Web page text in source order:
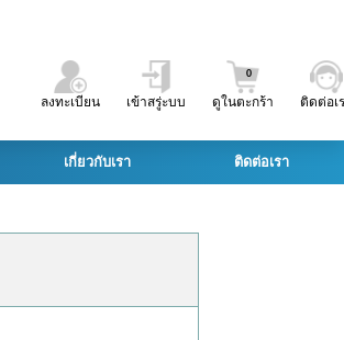
ลงทะเบียน เข้าสรู่ะบบ ดูในตะกร้า
0
ติดต่อเ
เกี่ยวกับเรา ติดต่อเรา